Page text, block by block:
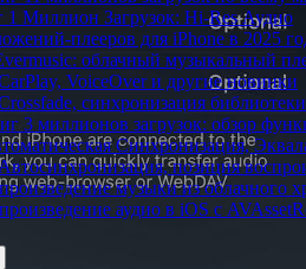
1 Миллион Загрузок: Hi-Res Аудио
плееров для iPhone в 2025
облачный музыкальный
VoiceOver и другие новинки
синхронизация
3 миллионов загрузок: обзор
Синхронизация,
позиция
музыки из облачного
аудио в iOS с